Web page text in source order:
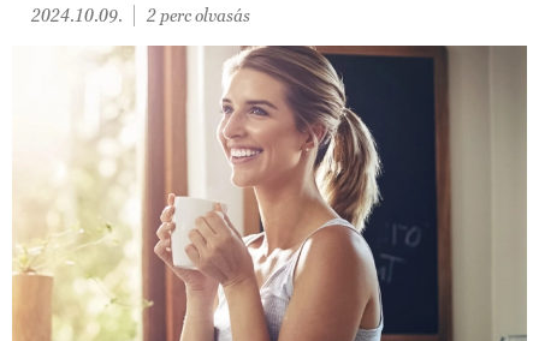
2024.10.09. 2 perc olvasás